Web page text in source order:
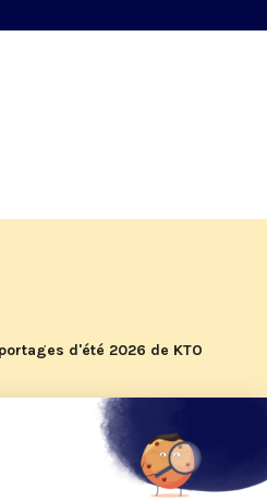
d'été 2026 de KTO
pastorale du pape Léon
à suivre sur KTO le